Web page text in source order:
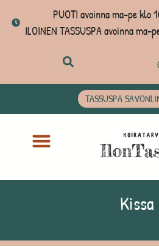
PUOTI avoinna ma-pe klo
ILOINEN TASSUSPA avoinna
TASSUSPA
Kissa